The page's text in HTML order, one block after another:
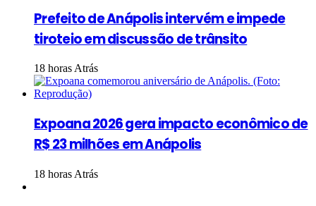
Prefeito de Anápolis intervém e impede
tiroteio em discussão de trânsito
18 horas Atrás
Expoana 2026 gera impacto econômico de
R$ 23 milhões em Anápolis
18 horas Atrás